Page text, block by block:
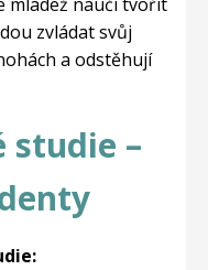
zvládat svůj
a odstěhují
studie –